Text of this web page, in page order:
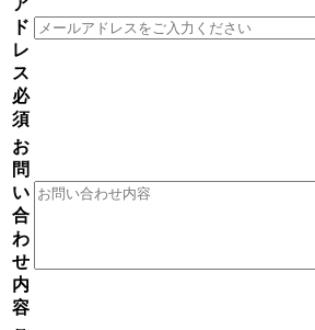
ア
ド
レ
ス
必
須
お
問
い
合
わ
せ
内
容